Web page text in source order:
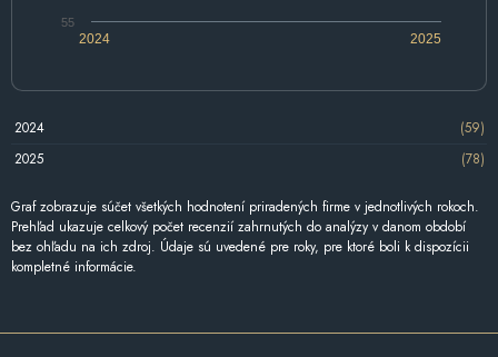
2024 2025
55
2024
(59)
2025
(78)
Graf zobrazuje súčet všetkých hodnotení priradených firme v jednotlivých rokoch.
Prehľad ukazuje celkový počet recenzií zahrnutých do analýzy v danom období
bez ohľadu na ich zdroj. Údaje sú uvedené pre roky, pre ktoré boli k dispozícii
kompletné informácie.